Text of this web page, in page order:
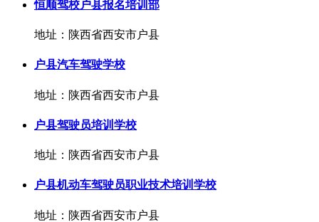
恒顺驾校户县报名培训部
地址：陕西省西安市户县
户县汽车驾驶学校
地址：陕西省西安市户县
户县驾驶员培训学校
地址：陕西省西安市户县
户县机动车驾驶员职业技术培训学校
地址：陕西省西安市户县